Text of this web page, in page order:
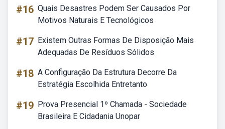
#16 Quais Desastres Podem Ser Causados Por
Motivos Naturais E Tecnológicos
#17 Existem Outras Formas De Disposição Mais
Adequadas De Resíduos Sólidos
#18 A Configuração Da Estrutura Decorre Da
Estratégia Escolhida Entretanto
#19 Prova Presencial 1º Chamada - Sociedade
Brasileira E Cidadania Unopar